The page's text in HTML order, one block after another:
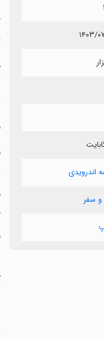
۰۷/۰۹
اندرویدی
و سفر